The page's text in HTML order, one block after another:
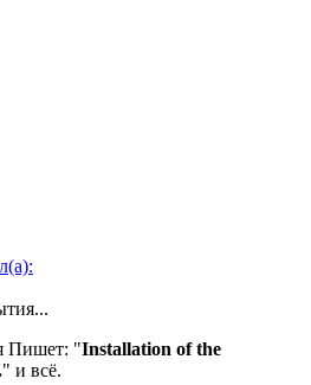
Пишет: "Installation of the
" и всё.